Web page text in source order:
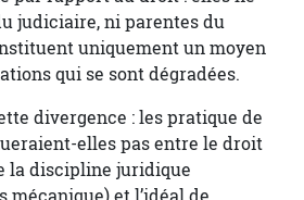
judiciaire, ni parentes du
uniquement un moyen
qui se sont dégradées.
divergence : les pratique de
elles pas entre le droit
la discipline juridique